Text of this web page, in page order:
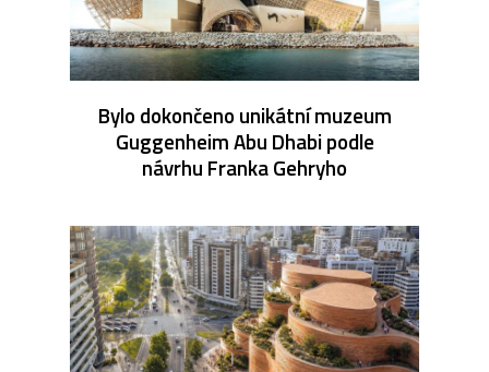
Bylo dokončeno unikátní muzeum
Guggenheim Abu Dhabi podle
návrhu Franka Gehryho